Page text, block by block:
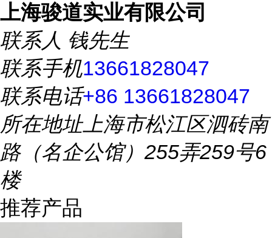
上海骏道实业有限公司
联系人 钱先生
联系手机13661828047
联系电话+86 13661828047
所在地址上海市松江区泗砖南
路（名企公馆）255弄259号6
楼
推荐产品